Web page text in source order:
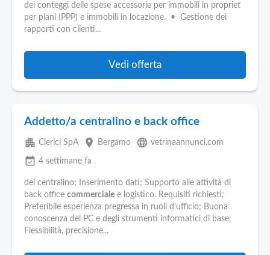
dei conteggi delle spese accessorie per immobili in propriet
per piani (PPP) e immobili in locazione. • Gestione dei
rapporti con clienti...
Vedi offerta
Addetto/a centralino e back office
apartment Clerici SpA place Bergamo language vetrinaannunci.com
event_available 4 settimane fa
del centralino; Inserimento dati; Supporto alle attività di
back office commerciale e logistico. Requisiti richiesti:
Preferibile esperienza pregressa in ruoli d'ufficio; Buona
conoscenza del PC e degli strumenti informatici di base;
Flessibilità, precisione...